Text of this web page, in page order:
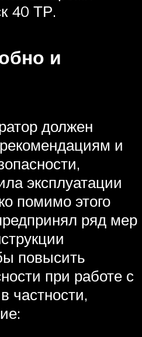
40 ТР.
и
должен
и
эксплуатации
помимо этого
ряд мер
повысить
при работе с
частности,